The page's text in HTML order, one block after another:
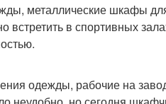
металлические шкафы
встретить в спортивных
одежды, рабочие на